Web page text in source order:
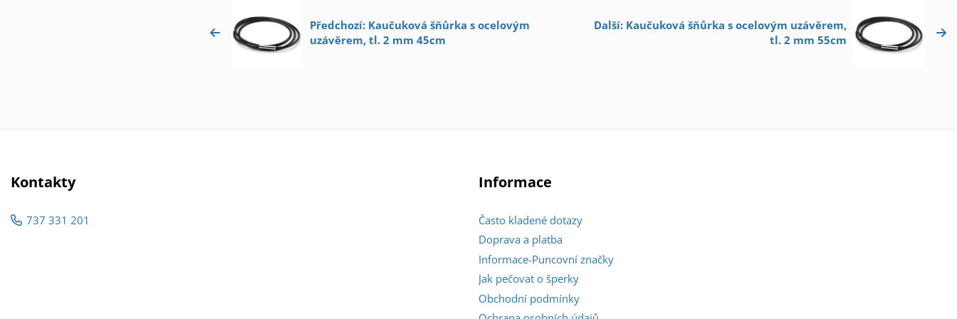
Předchozí: Kaučuková šňůrka s ocelovým
uzávěrem, tl. 2 mm 45cm
Další: Kaučuková šňůrka s ocelovým uzávěrem,
tl. 2 mm 55cm
Kontakty
737 331 201
Informace
Často kladené dotazy
Doprava a platba
Informace-Puncovní značky
Jak pečovat o šperky
Obchodní podmínky